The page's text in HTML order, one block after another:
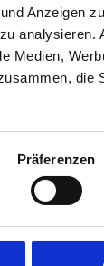
Anzeigen
Medien,
die
Präferenzen